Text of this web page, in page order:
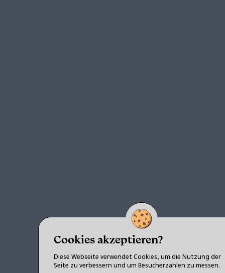
Cookies akzeptieren?
Diese Webseite verwendet Cookies, um die Nutzung der
Seite zu verbessern und um Besucherzahlen zu messen.